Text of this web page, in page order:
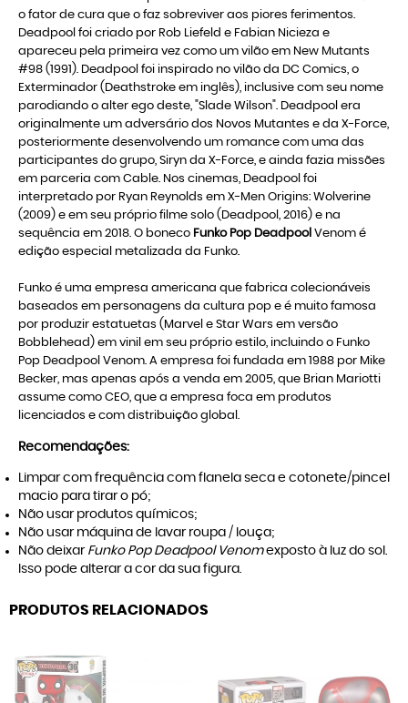
o fator de cura que o faz sobreviver aos piores ferimentos.
Deadpool foi criado por Rob Liefeld e Fabian Nicieza e
apareceu pela primeira vez como um vilão em New Mutants
#98 (1991). Deadpool foi inspirado no vilão da DC Comics, o
Exterminador (Deathstroke em inglês), inclusive com seu nome
parodiando o alter ego deste, "Slade Wilson". Deadpool era
originalmente um adversário dos Novos Mutantes e da X-Force,
posteriormente desenvolvendo um romance com uma das
participantes do grupo, Siryn da X-Force, e ainda fazia missões
em parceria com Cable. Nos cinemas, Deadpool foi
interpretado por Ryan Reynolds em X-Men Origins: Wolverine
(2009) e em seu próprio filme solo (Deadpool, 2016) e na
sequência em 2018. O boneco Funko Pop Deadpool Venom é
edição especial metalizada da Funko.
Funko é uma empresa americana que fabrica colecionáveis
baseados em personagens da cultura pop e é muito famosa
por produzir estatuetas (Marvel e Star Wars em versão
Bobblehead) em vinil em seu próprio estilo, incluindo o Funko
Pop Deadpool Venom. A empresa foi fundada em 1988 por Mike
Becker, mas apenas após a venda em 2005, que Brian Mariotti
assume como CEO, que a empresa foca em produtos
licenciados e com distribuição global.
Recomendações:
Limpar com frequência com flanela seca e cotonete/pincel
macio para tirar o pó;
Não usar produtos químicos;
Não usar máquina de lavar roupa / louça;
Não deixar Funko Pop Deadpool Venomexposto à luz do sol.
Isso pode alterar a cor da sua figura.
PRODUTOS RELACIONADOS